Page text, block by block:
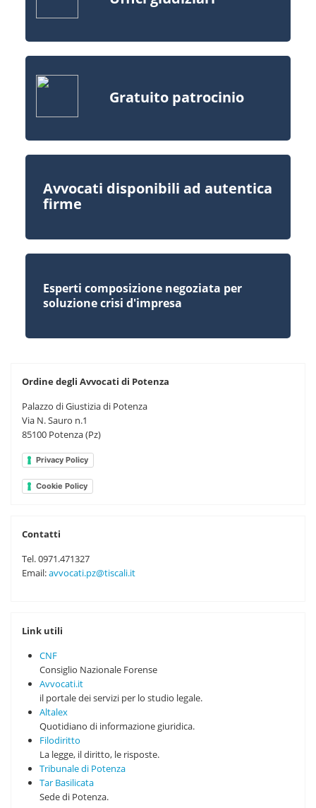
Gratuito patrocinio
Avvocati disponibili ad autentica
firme
Esperti composizione negoziata per
soluzione crisi d'impresa
Ordine degli Avvocati di Potenza
Palazzo di Giustizia di Potenza
Via N. Sauro n.1
85100 Potenza (Pz)
Privacy Policy
Cookie Policy
Contatti
Tel. 0971.471327
Email:avvocati.pz@tiscali.it
Link utili
CNF
Consiglio Nazionale Forense
Avvocati.it
il portale dei servizi per lo studio legale.
Altalex
Quotidiano di informazione giuridica.
Filodiritto
La legge, il diritto, le risposte.
Tribunale di Potenza
Tar Basilicata
Sede di Potenza.